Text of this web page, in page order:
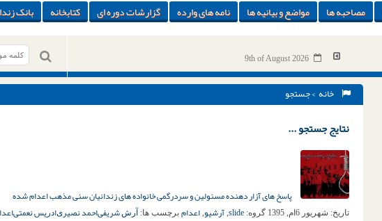
مصاحبه ها مواضع و بیانیه ها نامه های وارده گزارشات دوره ای کتابخانه بانک
9th of August 2026
خانه > جستجو
نتایج جستجو ...
پاسخ های آزار دهنده مسئولین و سردرگمی خانواده های زندانیان سنی مذهب اعدام شده
تاریخ: شهریور 6ام, 1395 گروه: slide
, آرشیو, اعدام برچسب ها: ﺁﺭﺵ ﺷﺮﯾﻔﯽﺍﺣﻤﺪ ﻧﺼﯿﺮﯼﺍﺩﺭﯾﺲ ﻧﻌﻤﺘﯽ